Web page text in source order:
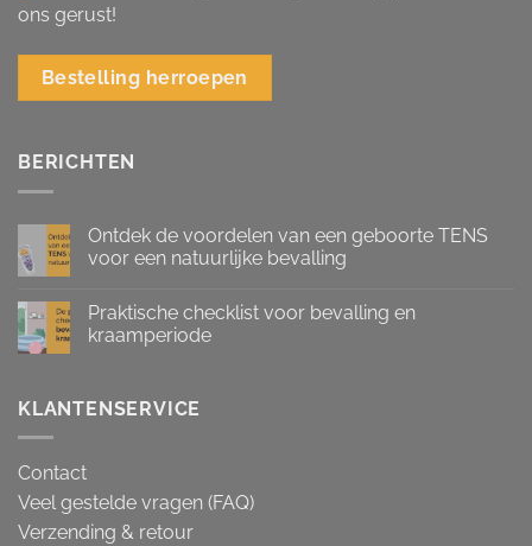
ons gerust!
Bestelling herroepen
BERICHTEN
Ontdek de voordelen van een geboorte TENS
voor een natuurlijke bevalling
Praktische checklist voor bevalling en
kraamperiode
KLANTENSERVICE
Contact
Veel gestelde vragen (FAQ)
Verzending & retour